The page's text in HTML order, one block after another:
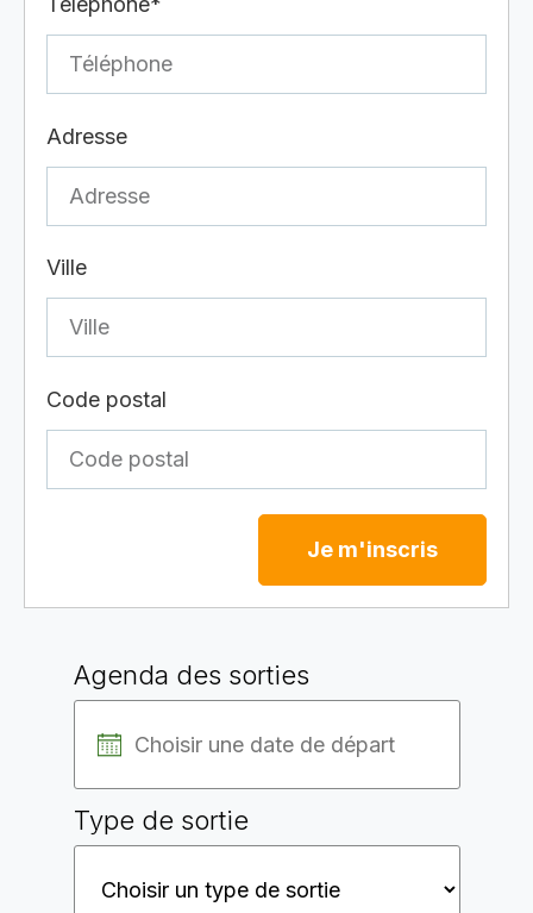
Adresse
Ville
Code postal
Je m'inscris
Agenda des sorties
Type de sortie